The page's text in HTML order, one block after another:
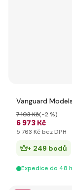
Vanguard
6 973 Kč
7 103 Kč(-2 %)
5 763 Kč bez DPH
+ 249 bodů
Expedice do 48